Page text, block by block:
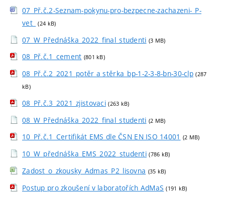
07_Př.č.2-Seznam-pokynu-pro-bezpecne-zachazeni-_P-
vet_
(24 kB)
07_W_Přednáška_2022_final_studenti (3 MB)
08_Př.č.1_cement (801 kB)
08_Př.č.2_2021_potěr a stěrka_bp-1-2-3-8-bn-30-clp (287
kB)
08_Př.č.3_2021_zjistovaci (263 kB)
08_W_Přednáška_2022_final_studenti (2 MB)
10_Př.č.1_Certifikát EMS dle ČSN EN ISO 14001 (2 MB)
10_W_přednáška_EMS_2022_studenti (786 kB)
Zadost_o_zkousky_Admas_P2_lisovna (35 kB)
Postup pro zkoušení v laboratořích AdMaS (191 kB)